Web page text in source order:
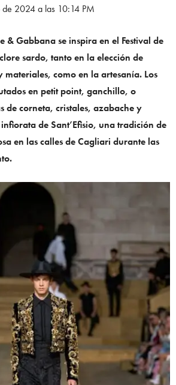
de 2024 a las 10:14 PM
& Gabbana se inspira en el Festival de
sardo, tanto en la elección de
materiales, como en la artesanía. Los
en petit point, ganchillo, o
de corneta, cristales, azabache y
de Sant’Efisio, una tradición de
en las calles de Cagliari durante las